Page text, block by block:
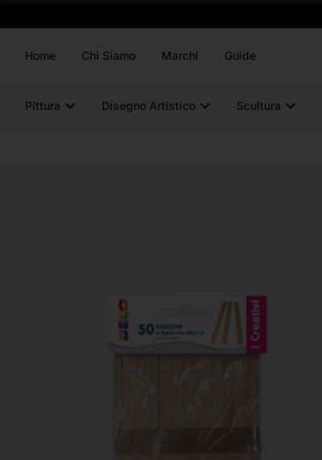
Home Chi Siamo Marchi Guide
Pittura Disegno Artistico Scultura